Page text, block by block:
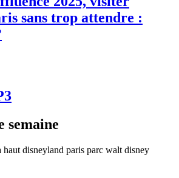
sans trop attendre :
semaine